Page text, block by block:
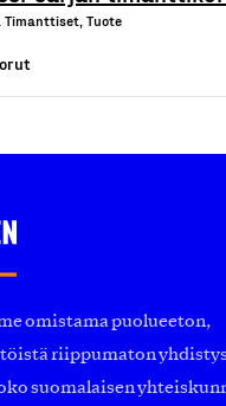
Timanttiset, Tuote
omistama puolueeton,
riippumaton
suomalaisen